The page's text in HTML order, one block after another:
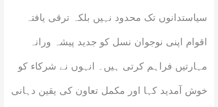
سیاستدانوں تک محدود نہیں بلکہ ترقی یافتہ
اقوام اپنی نوجوان نسل کو جدید پیشہ ورانہ
مہارتیں فراہم کرتی ہیں۔ انہوں نے شرکاء کو
خوش آمدید کہا اور مکمل تعاون کی یقین دہانی